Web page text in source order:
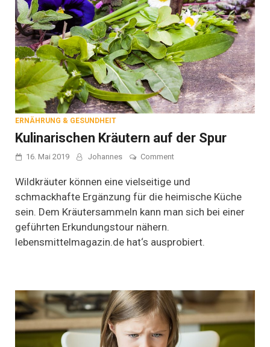
ERNÄHRUNG & GESUNDHEIT
Kulinarischen Kräutern auf der Spur
16. Mai 2019 Johannes Commenton
Kräutern
auf
der
Spur
Wildkräuter können eine vielseitige und
schmackhafte Ergänzung für die heimische Küche
sein. Dem Kräutersammeln kann man sich bei einer
geführten Erkundungstour nähern.
lebensmittelmagazin.de hat‘s ausprobiert.